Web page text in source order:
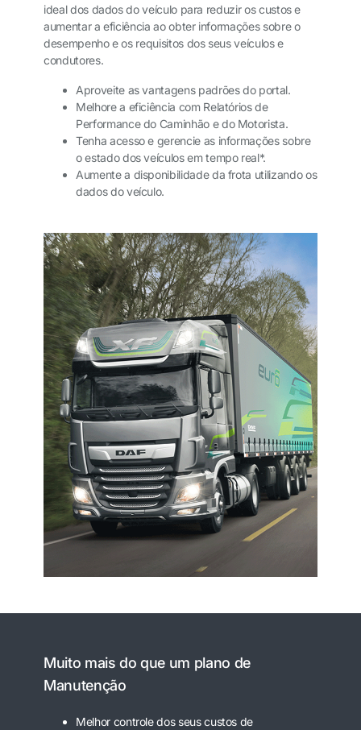
ideal dos dados do veículo para reduzir os custos e
aumentar a eficiência ao obter informações sobre o
desempenho e os requisitos dos seus veículos e
condutores.
Aproveite as vantagens padrões do portal.
Melhore a eficiência com Relatórios de
Performance do Caminhão e do Motorista.
Tenha acesso e gerencie as informações sobre
o estado dos veículos em tempo real*.
Aumente a disponibilidade da frota utilizando os
dados do veículo.
Muito mais do que um plano de
Manutenção
Melhor controle dos seus custos de